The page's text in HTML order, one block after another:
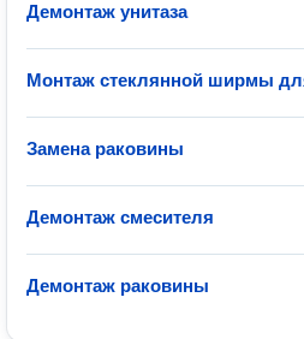
Демонтаж унитаза
Монтаж стеклянной ширмы
Замена раковины
Демонтаж смесителя
Демонтаж раковины